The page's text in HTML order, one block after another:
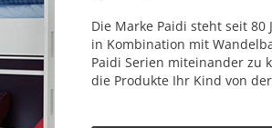
Die Marke Paidi steht seit
in Kombination mit
Paidi Serien miteinander zu
die Produkte Ihr Kind von